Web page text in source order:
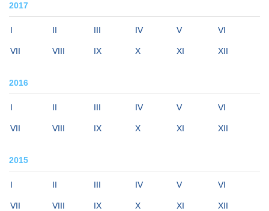
2017
I II III IV V VI
VII VIII IX X XI XII
2016
I II III IV V VI
VII VIII IX X XI XII
2015
I II III IV V VI
VII VIII IX X XI XII